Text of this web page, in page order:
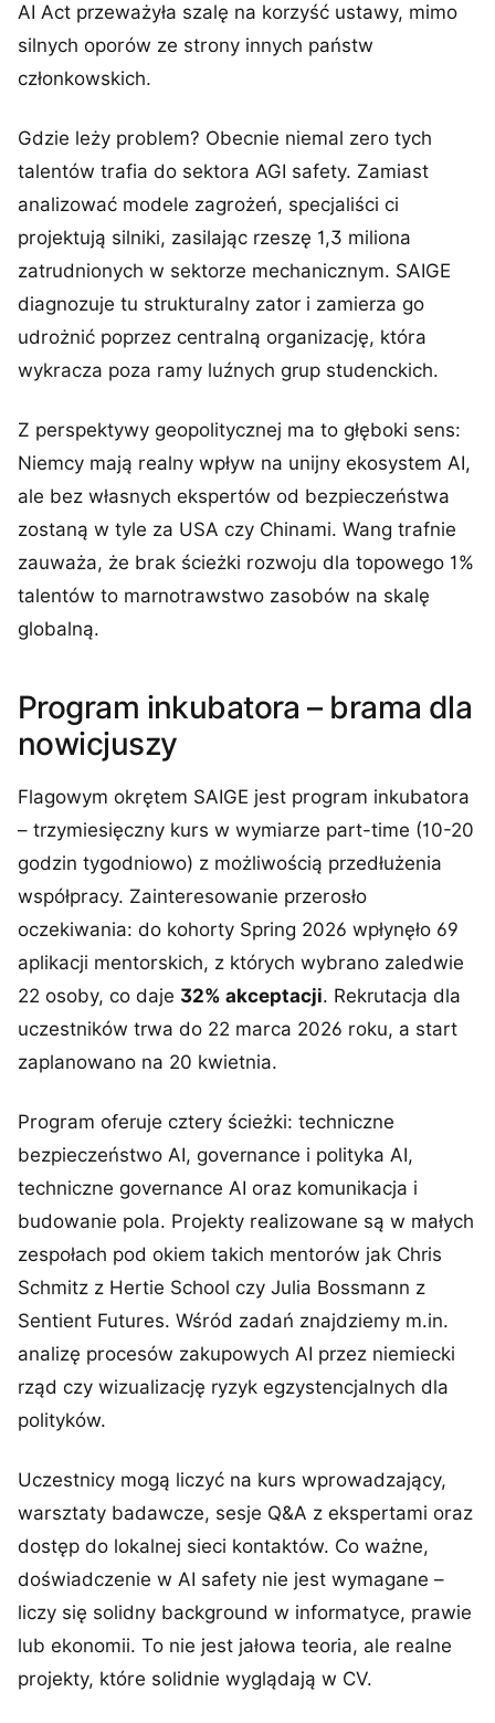
AI Act przeważyła szalę na korzyść ustawy, mimo
silnych oporów ze strony innych państw
członkowskich.
Gdzie leży problem? Obecnie niemal zero tych
talentów trafia do sektora AGI safety. Zamiast
analizować modele zagrożeń, specjaliści ci
projektują silniki, zasilając rzeszę 1,3 miliona
zatrudnionych w sektorze mechanicznym. SAIGE
diagnozuje tu strukturalny zator i zamierza go
udrożnić poprzez centralną organizację, która
wykracza poza ramy luźnych grup studenckich.
Z perspektywy geopolitycznej ma to głęboki sens:
Niemcy mają realny wpływ na unijny ekosystem AI,
ale bez własnych ekspertów od bezpieczeństwa
zostaną w tyle za USA czy Chinami. Wang trafnie
zauważa, że brak ścieżki rozwoju dla topowego 1%
talentów to marnotrawstwo zasobów na skalę
globalną.
Program inkubatora – brama dla
nowicjuszy
Flagowym okrętem SAIGE jest program inkubatora
– trzymiesięczny kurs w wymiarze part-time (10-20
godzin tygodniowo) z możliwością przedłużenia
współpracy. Zainteresowanie przerosło
oczekiwania: do kohorty Spring 2026 wpłynęło 69
aplikacji mentorskich, z których wybrano zaledwie
22 osoby, co daje 32% akceptacji. Rekrutacja dla
uczestników trwa do 22 marca 2026 roku, a start
zaplanowano na 20 kwietnia.
Program oferuje cztery ścieżki: techniczne
bezpieczeństwo AI, governance i polityka AI,
techniczne governance AI oraz komunikacja i
budowanie pola. Projekty realizowane są w małych
zespołach pod okiem takich mentorów jak Chris
Schmitz z Hertie School czy Julia Bossmann z
Sentient Futures. Wśród zadań znajdziemy m.in.
analizę procesów zakupowych AI przez niemiecki
rząd czy wizualizację ryzyk egzystencjalnych dla
polityków.
Uczestnicy mogą liczyć na kurs wprowadzający,
warsztaty badawcze, sesje Q&A z ekspertami oraz
dostęp do lokalnej sieci kontaktów. Co ważne,
doświadczenie w AI safety nie jest wymagane –
liczy się solidny background w informatyce, prawie
lub ekonomii. To nie jest jałowa teoria, ale realne
projekty, które solidnie wyglądają w CV.